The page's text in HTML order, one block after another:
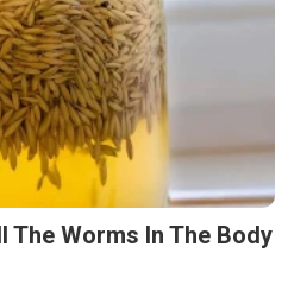
The Worms In The Body